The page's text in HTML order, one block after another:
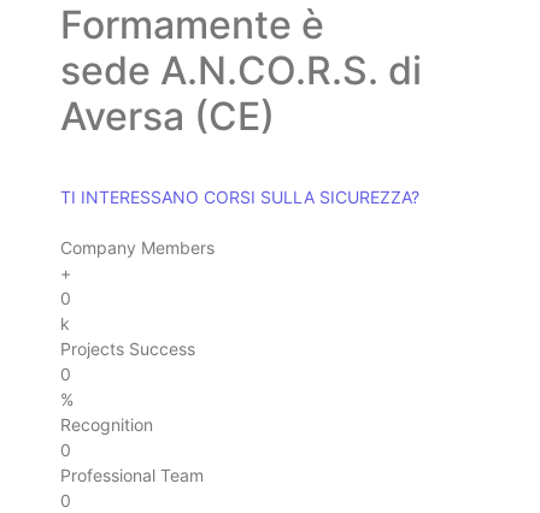
Formamente è
sede A.N.CO.R.S. di
Aversa (CE)
TI INTERESSANO CORSI SULLA SICUREZZA?
Company Members
+
0
k
Projects Success
0
%
Recognition
0
Professional Team
0